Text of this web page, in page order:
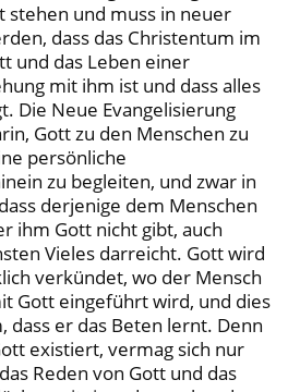
stehen und muss in neuer
dass das Christentum im
und das Leben einer
mit ihm ist und dass alles
Die Neue Evangelisierung
Gott zu den Menschen zu
persönliche
zu begleiten, und zwar in
derjenige dem Menschen
ihm Gott nicht gibt, auch
Vieles darreicht. Gott wird
verkündet, wo der Mensch
Gott eingeführt wird, und dies
dass er das Beten lernt. Denn
existiert, vermag sich nur
Reden von Gott und das